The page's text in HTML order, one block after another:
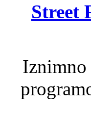
Street
Iznimno